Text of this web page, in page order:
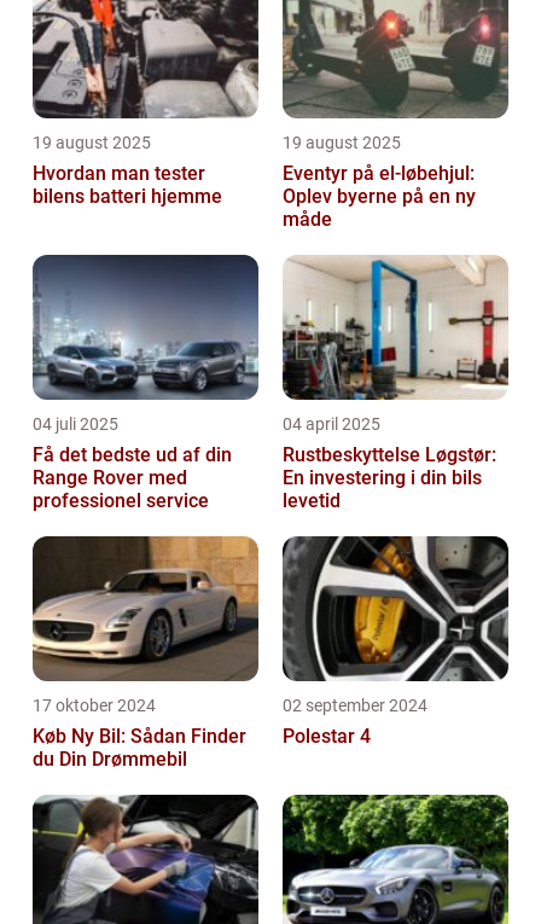
19 august 2025
Hvordan man tester
bilens batteri hjemme
19 august 2025
Eventyr på el-løbehjul:
Oplev byerne på en ny
måde
04 juli 2025
Få det bedste ud af din
Range Rover med
professionel service
04 april 2025
Rustbeskyttelse Løgstør:
En investering i din bils
levetid
17 oktober 2024
Køb Ny Bil: Sådan Finder
du Din Drømmebil
02 september 2024
Polestar 4